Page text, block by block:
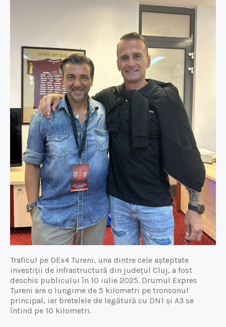
Traficul pe DEx4 Tureni, una dintre cele așteptate
investiții de infrastructură din județul Cluj, a fost
deschis publicului în 10 iulie 2025. Drumul Expres
Tureni are o lungime de 5 kilometri pe tronsonul
principal, iar bretelele de legătură cu DN1 și A3 se
întind pe 10 kilometri.